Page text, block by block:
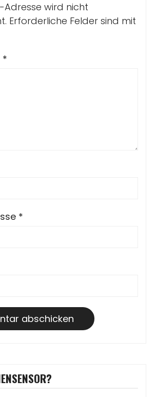
Adresse wird nicht
Erforderliche Felder sind mit
*
*